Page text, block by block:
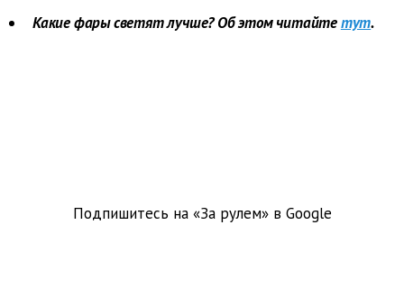
Какие фары светят лучше? Об этом читайтетут.
Подпишитесь на «За рулем» в Google